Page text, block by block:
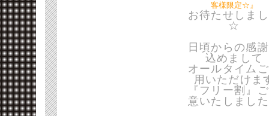
客様限定☆』
お待たせしま
☆
日頃からの感
込めまして
オールタイム
用いただけま
『フリー割』
意いたしまし